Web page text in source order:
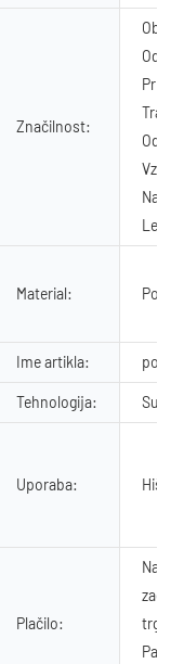
Značilnost:
Lepo
Material:
Ime artikla:
Tehnologija:
Uporaba: Hišni
Plačilo: